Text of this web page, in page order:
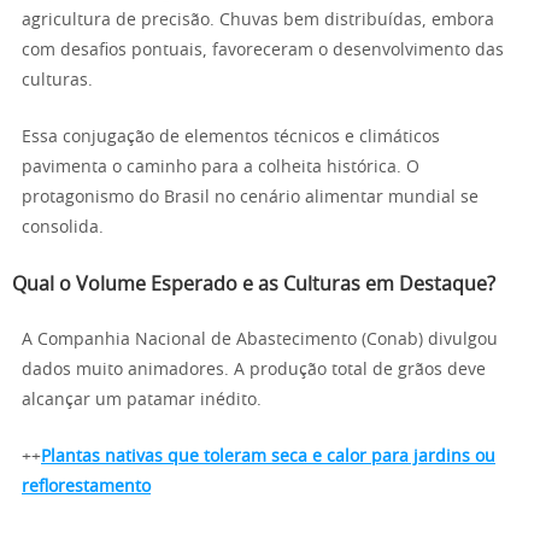
agricultura de precisão. Chuvas bem distribuídas, embora
com desafios pontuais, favoreceram o desenvolvimento das
culturas.
Essa conjugação de elementos técnicos e climáticos
pavimenta o caminho para a colheita histórica. O
protagonismo do Brasil no cenário alimentar mundial se
consolida.
Qual o Volume Esperado e as Culturas em Destaque?
A Companhia Nacional de Abastecimento (Conab) divulgou
dados muito animadores. A produção total de grãos deve
alcançar um patamar inédito.
++ Plantas nativas que toleram seca e calor para jardins ou
reflorestamento